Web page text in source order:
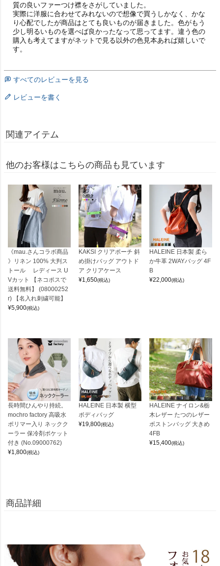
質の良いファーつけ襟をさがしていました。
実際に洋服に合わせてみれないので想像で買うしかなく、かな
り心配でしたが商品はとても良いものが届きました。色がもう
少し明るいものを選べば良かったなって思ってます。違う色の
購入も考えてますがネットで見る以外の色見本あれば嬉しいで
す。
すべてのレビューを見る
レビューを書く
関連アイテム
他のお客様はこちらの商品も見ています
《mau.さんコラボ商品
》リネン 100% 大判ス
トール レディース U
Vカット 【ネコポスで
送料無料】 (08000252
r) 【名入れ刺繍可能】
¥5,900(税込)
KAKSI クリアポーチ 斜
め掛けバッグ アウトド
ア クリアケース
¥1,650(税込)
HALEINE 日本製 柔ら
か牛革 2WAYバッグ 4F
B
¥22,000(税込)
長時間ひんやり持続。
mochro factory 高吸水
ポリマー入り ネックク
ーラー 保冷剤ポケット
付き (No.09000762)
¥1,800(税込)
HALEINE 日本製 横型
ボディバッグ
¥19,800(税込)
HALEINE ナイロン&栃
木レザー たつのレザー
ボストンバッグ 大きめ
4FB
¥15,400(税込)
商品詳細